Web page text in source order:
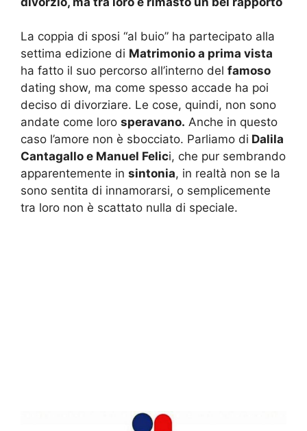
La coppia di sposi “al buio” ha partecipato alla
settima edizione di Matrimonio a prima vista
ha fatto il suo percorso all’interno del famoso
dating show, ma come spesso accade ha poi
deciso di divorziare. Le cose, quindi, non sono
andate come loro speravano. Anche in questo
caso l’amore non è sbocciato. Parliamo di Dalila
Cantagallo e Manuel Felici, che pur sembrando
apparentemente in sintonia, in realtà non se la
sono sentita di innamorarsi, o semplicemente
tra loro non è scattato nulla di speciale.